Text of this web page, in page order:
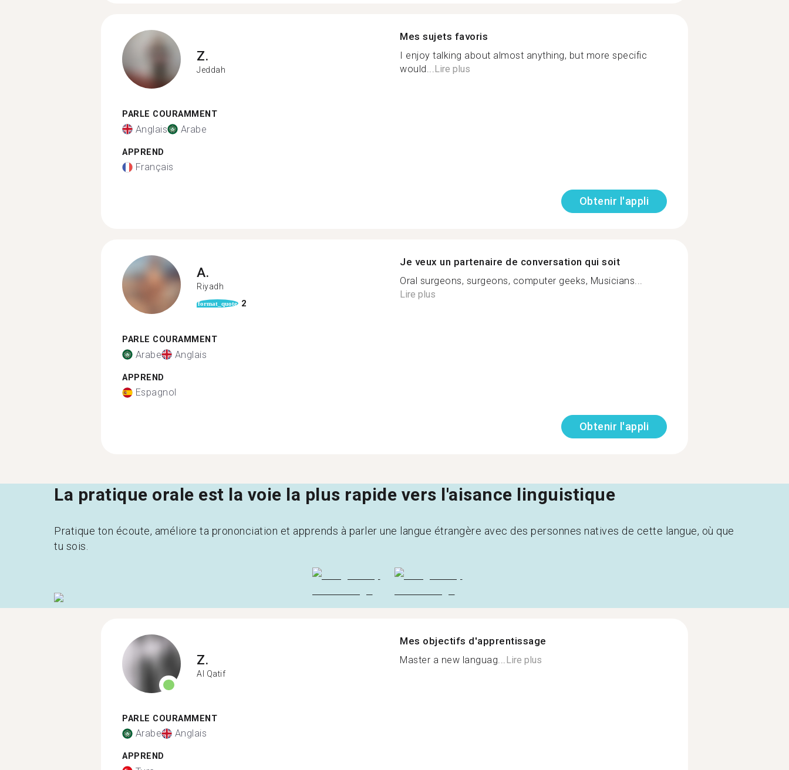
Z.
Jeddah
PARLE COURAMMENT
Anglais Arabe
APPREND
Français
Mes sujets favoris
I enjoy talking about almost anything, but more specific
would...Lire plus
Obtenir l'appli
A.
Riyadh
format_quote 2
PARLE COURAMMENT
Arabe Anglais
APPREND
Espagnol
Je veux un partenaire de conversation qui soit
Oral surgeons, surgeons, computer geeks, Musicians...
Lire plus
Obtenir l'appli
La pratique orale est la voie la plus rapide vers l'aisance linguistique
Pratique ton écoute, améliore ta prononciation et apprends à parler une langue étrangère avec des personnes natives de cette langue, où que
tu sois.
Z.
Al Qatif
PARLE COURAMMENT
Arabe Anglais
APPREND
Mes objectifs d'apprentissage
Master a new languag... Lire plus